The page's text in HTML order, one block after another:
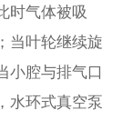
时气体被吸
当叶轮继续旋
小腔与排气口
水环式真空泵